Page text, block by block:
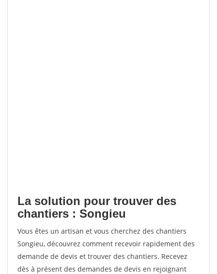
La solution pour trouver des
chantiers : Songieu
Vous êtes un artisan et vous cherchez des chantiers
Songieu, découvrez comment recevoir rapidement des
demande de devis et trouver des chantiers. Recevez
dès à présent des demandes de devis en rejoignant